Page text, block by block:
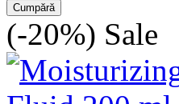
Cumpără
(-20%) Sale